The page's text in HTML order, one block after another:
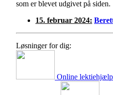
som er blevet udgivet på siden.
15. februar 2024:
Løsninger for dig:
Online lektiehjælp